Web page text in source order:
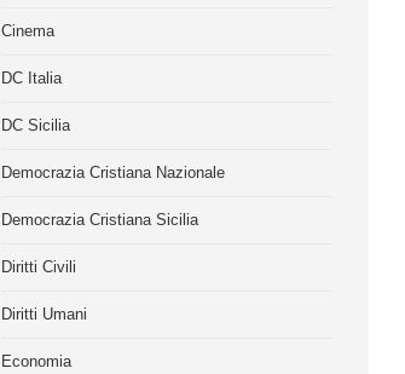
Cinema
DC Italia
DC Sicilia
Democrazia Cristiana Nazionale
Democrazia Cristiana Sicilia
Diritti Civili
Diritti Umani
Economia